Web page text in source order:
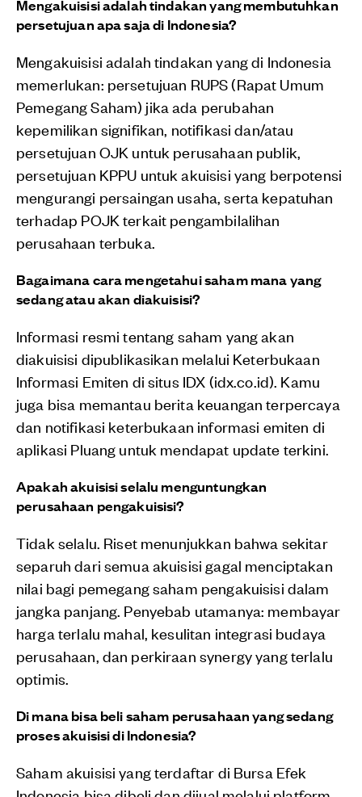
Mengakuisisi adalah tindakan yang membutuhkan
persetujuan apa saja di Indonesia?
Mengakuisisi adalah tindakan yang di Indonesia
memerlukan: persetujuan RUPS (Rapat Umum
Pemegang Saham) jika ada perubahan
kepemilikan signifikan, notifikasi dan/atau
persetujuan OJK untuk perusahaan publik,
persetujuan KPPU untuk akuisisi yang berpotensi
mengurangi persaingan usaha, serta kepatuhan
terhadap POJK terkait pengambilalihan
perusahaan terbuka.
Bagaimana cara mengetahui saham mana yang
sedang atau akan diakuisisi?
Informasi resmi tentang saham yang akan
diakuisisi dipublikasikan melalui Keterbukaan
Informasi Emiten di situs IDX (idx.co.id). Kamu
juga bisa memantau berita keuangan terpercaya
dan notifikasi keterbukaan informasi emiten di
aplikasi Pluang untuk mendapat update terkini.
Apakah akuisisi selalu menguntungkan
perusahaan pengakuisisi?
Tidak selalu. Riset menunjukkan bahwa sekitar
separuh dari semua akuisisi gagal menciptakan
nilai bagi pemegang saham pengakuisisi dalam
jangka panjang. Penyebab utamanya: membayar
harga terlalu mahal, kesulitan integrasi budaya
perusahaan, dan perkiraan synergy yang terlalu
optimis.
Di mana bisa beli saham perusahaan yang sedang
proses akuisisi di Indonesia?
Saham akuisisi yang terdaftar di Bursa Efek